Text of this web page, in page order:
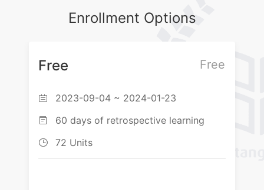
Enrollment Options
Free
Free
 2023-09-04 ~ 2024-01-23
 60 days of retrospective learning
 72 Units